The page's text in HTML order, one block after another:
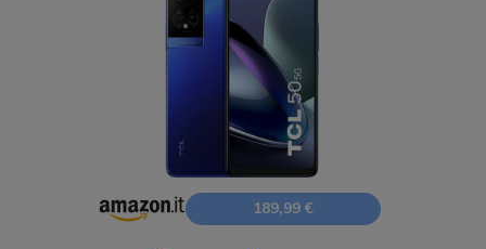
189,99 €